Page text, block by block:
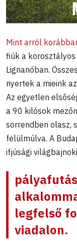
Mint arról
fiúk a
Lignanóban.
nyertek a mieink
Az egyetlen
a 90 kilósok
sorrendben olasz,
felülmúlva. A
ifjúsági
legfelső
viadalon.